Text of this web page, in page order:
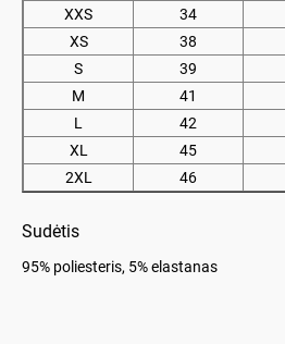
XXS
34
XS
38
S
39
M
41
L
42
XL
45
2XL
46
Sudėtis
95% poliesteris, 5% elastanas